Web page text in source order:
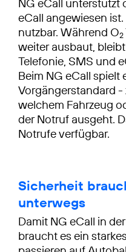
NG eCall unterstützt
eCall angewiesen
nutzbar. Während O2
weiter ausbaut,
Telefonie, SMS und
Beim NG eCall spielt
Vorgängerstandard -
welchem Fahrzeug
der Notruf ausgeht.
Notrufe verfügbar.
Sicherheit
unterwegs
Damit NG eCall in
braucht es ein